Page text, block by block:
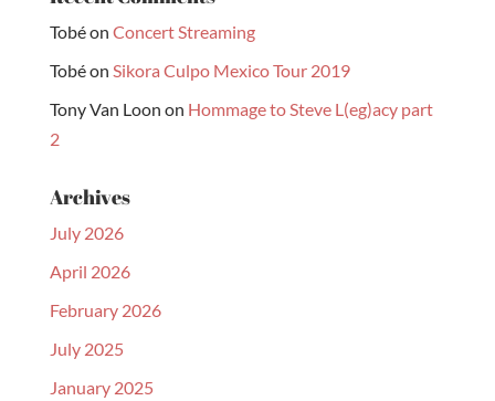
Tobéon Concert Streaming
Tobéon Sikora Culpo Mexico Tour 2019
Tony Van Loon on Hommage to Steve L(eg)acy part
2
Archives
July 2026
April 2026
February 2026
July 2025
January 2025